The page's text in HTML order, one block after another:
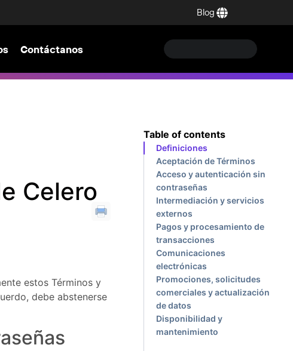
Blog
Contáctanos
Celero
estos Términos y
debe abstenerse
Table of contents
Definiciones
Aceptación de Términos
Acceso y autenticación sin
contraseñas
Intermediación y servicios
externos
Pagos y procesamiento de
transacciones
Comunicaciones
electrónicas
Promociones, solicitudes
comerciales y actualización
de datos
Disponibilidad y
mantenimiento